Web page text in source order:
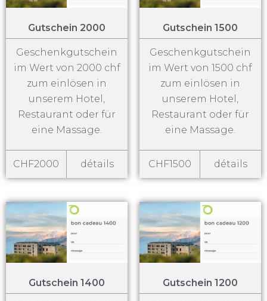
Gutschein 2000
Geschenkgutschein
im Wert von 2000 chf
zum einlösen in
unserem Hotel,
Restaurant oder für
eine Massage.
CHF2000 détails
Gutschein 1500
Geschenkgutschein
im Wert von 1500 chf
zum einlösen in
unserem Hotel,
Restaurant oder für
eine Massage.
CHF1500 détails
Gutschein 1400 Gutschein 1200